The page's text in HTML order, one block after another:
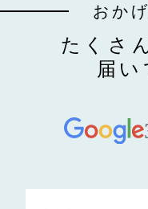
おか
たくさ
届い